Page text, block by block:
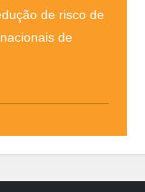
de risco de
de